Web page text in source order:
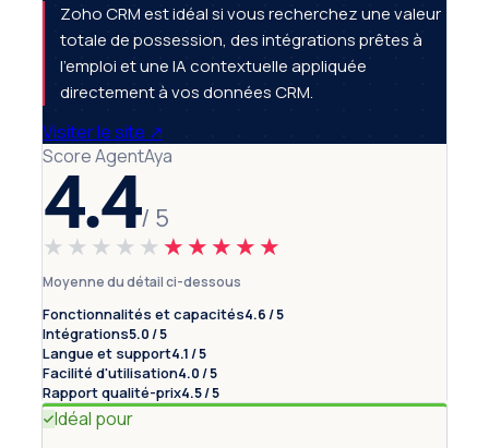
Zoho CRM est idéal si vous recherchez une valeur
totale de possession, des intégrations prêtes à
l'emploi et une IA contextuelle appliquée
directement à vos données CRM.
Visiter le site ↗
Score AgentAya
4.4/ 5
★★★★★ ★★★★★
Moyenne du détail ci-dessous
Fonctionnalités et capacités4.6 / 5
Intégrations5.0 / 5
Langue et support4.1 / 5
Facilité d'utilisation4.0 / 5
Rapport qualité-prix4.5 / 5
Idéal pour